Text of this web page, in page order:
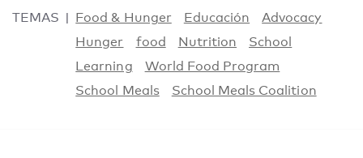
TEMAS Food & Hunger Educación
Advocacy
Hunger
food Nutrition
School
Learning
World Food Program
School Meals
School Meals Coalition